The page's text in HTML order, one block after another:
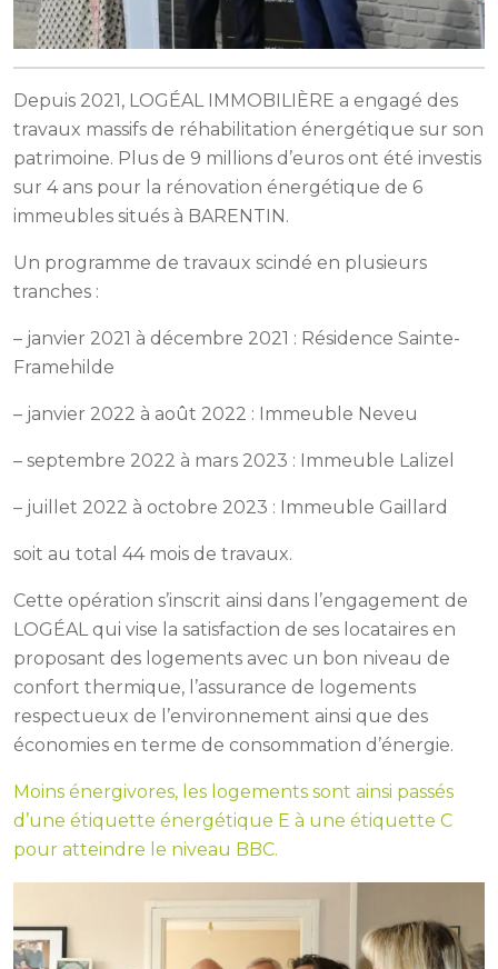
Depuis 2021, LOGÉAL IMMOBILIÈRE a engagé des
travaux massifs de réhabilitation énergétique sur son
patrimoine. Plus de 9 millions d’euros ont été investis
sur 4 ans pour la rénovation énergétique de 6
immeubles situés à BARENTIN.
Un programme de travaux scindé en plusieurs
tranches :
– janvier 2021 à décembre 2021 : Résidence Sainte-
Framehilde
– janvier 2022 à août 2022 : Immeuble Neveu
– septembre 2022 à mars 2023 : Immeuble Lalizel
– juillet 2022 à octobre 2023 : Immeuble Gaillard
soit au total 44 mois de travaux.
Cette opération s’inscrit ainsi dans l’engagement de
LOGÉAL qui vise la satisfaction de ses locataires en
proposant des logements avec un bon niveau de
confort thermique, l’assurance de logements
respectueux de l’environnement ainsi que des
économies en terme de consommation d’énergie.
Moins énergivores, les logements sont ainsi passés
d’une étiquette énergétique E à une étiquette C
pour atteindre le niveau BBC.